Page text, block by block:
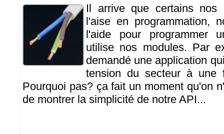
Il arrive que certains nos
l'aise en programmation,
l'aide pour programmer
utilise nos modules. Par
demandé une application
tension du secteur à une
Pourquoi pas? ça fait un moment qu'on
de montrer la simplicité de notre API...